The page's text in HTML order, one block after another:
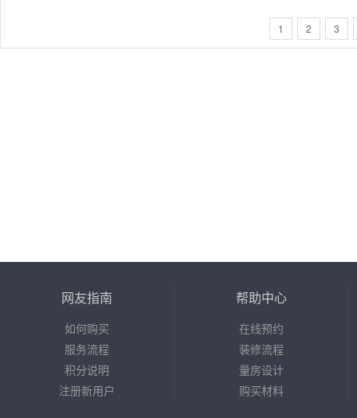
1 2 3
网友指南
如何购买
服务流程
积分说明
注册新用户
帮助中心
在线预约
装修流程
量房设计
购买材料